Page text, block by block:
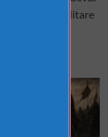
construcții militare